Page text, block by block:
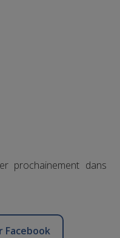
prochainement dans
Facebook